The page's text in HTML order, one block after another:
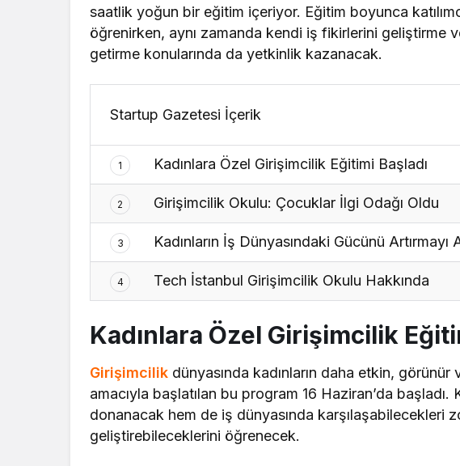
saatlik yoğun bir eğitim içeriyor. Eğitim boyunca
öğrenirken, aynı zamanda kendi iş fikirlerini geliştirme
getirme konularında da yetkinlik kazanacak.
Startup Gazetesi İçerik
1 Kadınlara Özel Girişimcilik Eğitimi Başladı
2 Girişimcilik Okulu: Çocuklar İlgi Odağı Oldu
3 Kadınların İş Dünyasındaki Gücünü Artırmayı
4 Tech İstanbul Girişimcilik Okulu Hakkında
Kadınlara Özel Girişimcilik
Girişimcilik dünyasında kadınların daha etkin,
amacıyla başlatılan bu program 16 Haziran’da başladı.
donanacak hem de iş dünyasında karşılaşabilecekleri
geliştirebileceklerini öğrenecek.